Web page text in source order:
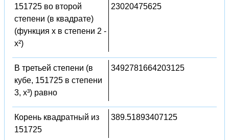
151725 во второй
степени (в квадрате)
(функция x в степени 2 -
x²)
23020475625
В третьей степени (в
кубе, 151725 в степени
3, x³) равно
3492781664203125
Корень квадратный из
151725
389.51893407125